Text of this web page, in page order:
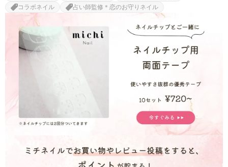
コラボネイル
占い師監修＊恋のお守りネイル